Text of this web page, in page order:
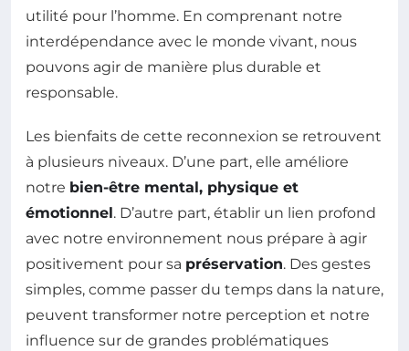
utilité pour l’homme. En comprenant notre
interdépendance avec le monde vivant, nous
pouvons agir de manière plus durable et
responsable.
Les bienfaits de cette reconnexion se retrouvent
à plusieurs niveaux. D’une part, elle améliore
notre bien-être mental, physique et
émotionnel. D’autre part, établir un lien profond
avec notre environnement nous prépare à agir
positivement pour sa préservation. Des gestes
simples, comme passer du temps dans la nature,
peuvent transformer notre perception et notre
influence sur de grandes problématiques